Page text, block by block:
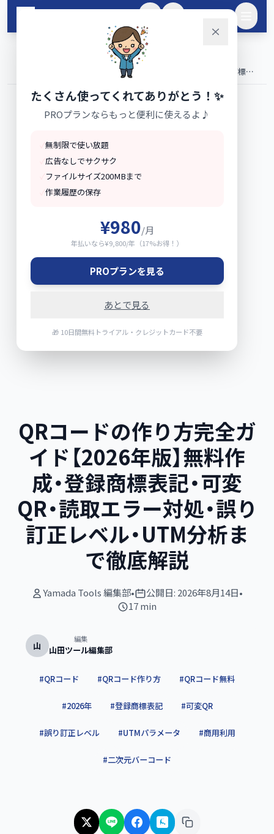
メインコンテンツへスキップ
QRコードの作り方完全ガイド【2026年版】無料作成・登録商標表
記・可変QR・読取エラー対処・誤り訂正レベル・UTM分析まで徹
底解説
QRコードの作り方完全ガ
イド【2026年版】無料作
成・登録商標表記・可変
QR・読取エラー対処・誤り
訂正レベル・UTM分析ま
で徹底解説
Yamada Tools 編集部• 公開日: 2026年8月14日 •
17 min
山
編集
山田ツール編集部
#QRコード #QRコード作り方 #QRコード無料
#2026年 #登録商標表記 #可変QR
#誤り訂正レベル #UTMパラメータ #商用利用
# 二次元バーコード
たくさん使ってくれてありがとう！✨
PROプランならもっと便利に使えるよ♪
無制限で使い放題
広告なしでサクサク
ファイルサイズ200MBまで
作業履歴の保存
¥980/月
年払いなら¥9,800/年（17%お得！）
PROプランを見る
あとで見る
🎁 10日間無料トライアル・クレジットカード不要